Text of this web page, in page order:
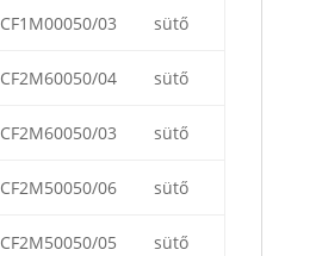
CF1M00050/03 sütő
CF2M60050/04 sütő
CF2M60050/03 sütő
CF2M50050/06 sütő
CF2M50050/05 sütő